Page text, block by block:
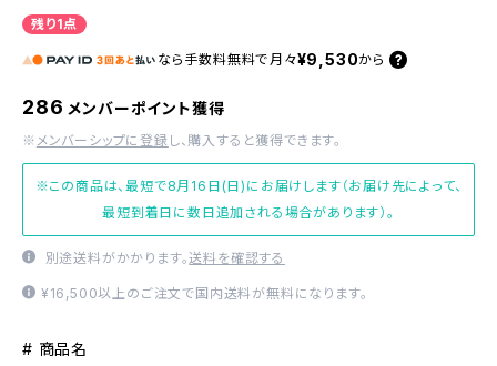
残り1点
なら 手数料無料で 月々¥9,530から
286 メンバーポイント獲得
※ メンバーシップに登録 し、購入すると獲得できます。
※この商品は、最短で8月16日(日)にお届けします（お届け先によって、
最短到着日に数日追加される場合があります）。
別途送料がかかります。送料を確認する
¥16,500以上のご注文で国内送料が無料になります。
# 商品名